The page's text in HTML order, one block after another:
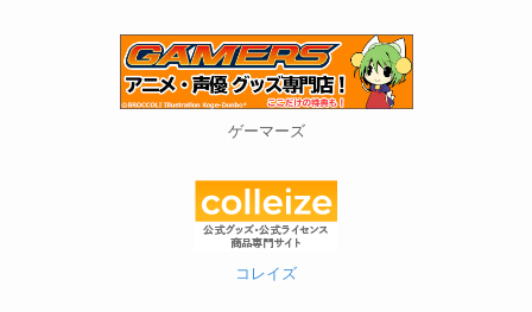
ゲーマーズ
コレイズ